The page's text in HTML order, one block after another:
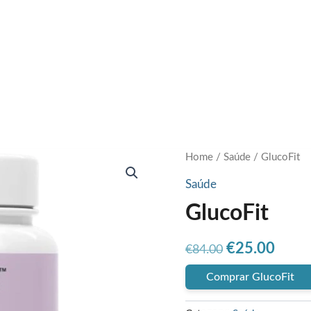
Home /Saúde / GlucoFit
Saúde
GlucoFit
€84.00 Original
price
was:
€25.00
price
is:
Comprar GlucoFit